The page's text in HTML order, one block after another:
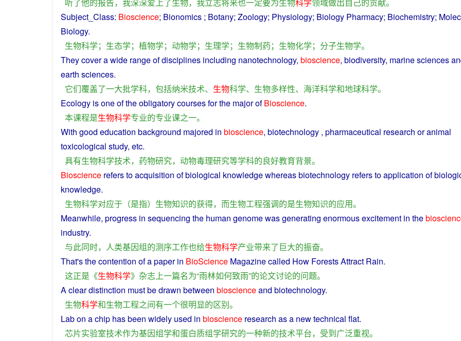
Subject_Class: Bioscience; Bionomics ; Botany; Zoology; Physiology; Biology Pharmacy; Biochemistry;
Biology.
生物科学； 生态学； 植物学； 动物学； 生理学； 生物制药； 生物化学； 分子生物学。
Theycovera wide range of disciplines including nanotechnology, bioscience, biodiversity, marinesciences
earth sciences.
它们覆盖了一大批学科， 包括纳米技术、 生物科学、 生物多样性、 海洋科学和地球科学。
Ecology isoneof the obligatorycoursesfor the majorofBioscience.
本课程是生物科学专业的专业课之一。
With good education background majored in bioscience, biotechnology , pharmaceutical research oranimal
toxicological study, etc.
具有生物科学技术， 药物研究， 动物毒理研究等学科的良好教育背景。
Bioscience referstoacquisition ofbiological knowledgewhereasbiotechnology referstoapplication of
knowledge.
生物科学对应于 （是指） 生物知识的获得， 而生物工程强调的是生物知识的应用。
Meanwhile, progress in sequencing the human genomewasgenerating enormousexcitement in the
industry.
与此同时， 人类基因组的测序工作也给生物科学产业带来了巨大的振奋。
That'sthecontention ofapaperin BioScience Magazinecalled How ForestsAttract Rain.
这正是 《生物科学》 杂志上一篇名为“雨林如何致雨”的论文讨论的问题。
Acleardistinction must be drawn between bioscienceand biotechnology.
生物科学和生物工程之间有一个很明显的区别。
Labon achip hasbeen widely used in bioscience research asa newtechnical flat.
芯片实验室技术作为基因组学和蛋白质组学研究的一种新的技术平台， 受到广泛重视。